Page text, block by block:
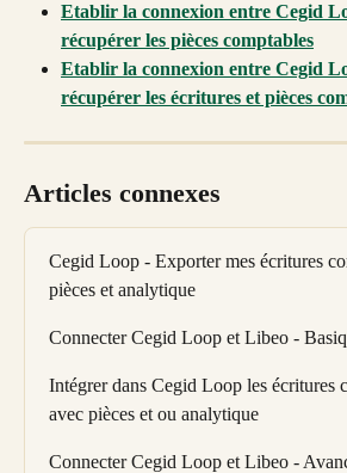
Etablir la connexion entre Cegid
récupérer les pièces comptables
Etablir la connexion entre Cegid
récupérer les écritures et pièces
Articles connexes
Cegid Loop - Exporter mes écritures
pièces et analytique
Connecter Cegid Loop et Libeo -
Intégrer dans Cegid Loop les écritures
avec pièces et ou analytique
Connecter Cegid Loop et Libeo -